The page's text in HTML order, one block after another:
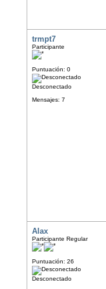
trmpt7
Participante
Puntuación: 0
Desconectado
Mensajes: 7
Alax
Participante Regular
Puntuación: 26
Desconectado